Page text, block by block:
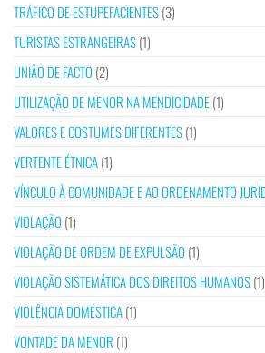
TRÁFICO DE ESTUPEFACIENTES(3)
TURISTAS ESTRANGEIRAS(1)
UNIÃO DE FACTO (2)
UTILIZAÇÃO DE MENOR NA MENDICIDADE(1)
VALORES E COSTUMES DIFERENTES(1)
VERTENTE ÉTNICA(1)
VÍNCULO À COMUNIDADE E AO ORDENAMENTO
VIOLAÇÃO (1)
VIOLAÇÃO DE ORDEM DE EXPULSÃO (1)
VIOLAÇÃO SISTEMÁTICA DOS DIREITOS HUMANOS(1)
VIOLÊNCIA DOMÉSTICA(1)
VONTADE DA MENOR (1)